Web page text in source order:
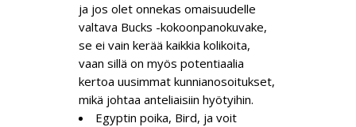
ja jos olet onnekas omaisuudelle
valtava Bucks -kokoonpanokuvake,
se ei vain kerää kaikkia kolikoita,
vaan sillä on myös potentiaalia
kertoa uusimmat kunnianosoitukset,
mikä johtaa anteliaisiin hyötyihin.
Egyptin poika, Bird, ja voit